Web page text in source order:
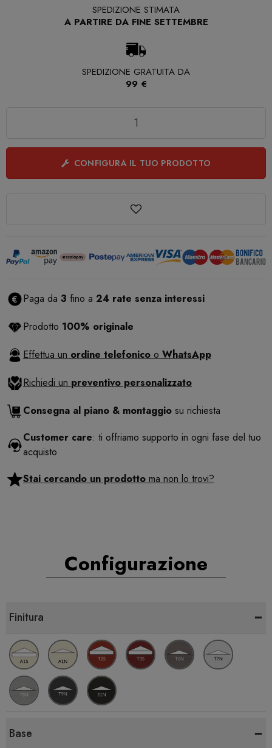
SPEDIZIONE STIMATA
A PARTIRE DA FINE SETTEMBRE
SPEDIZIONE GRATUITA DA
99 €
CONFIGURA IL TUO PRODOTTO
Paga da 3 fino a 24 rate senza interessi
Prodotto 100% originale
Effettua un ordine telefonico o WhatsApp
Richiedi un preventivo personalizzato
Consegna al piano & montaggio su richiesta
Customer care: ti offriamo supporto in ogni fase del tuo
acquisto
Stai cercando un prodotto ma non lo trovi?
Configurazione
Finitura -
Base -